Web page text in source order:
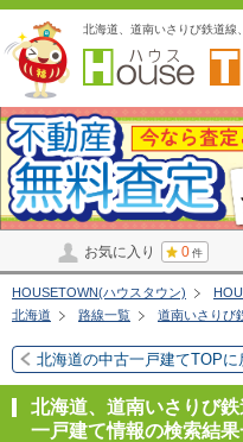
北海道、道南いさりび鉄道線
お気に入り 0 件
HOUSETOWN(ハウスタウン)
北海道
路線一覧 道南いさりび
北海道の中古一戸建てTOPに
北海道、道南いさりび
一戸建て情報の検索結果